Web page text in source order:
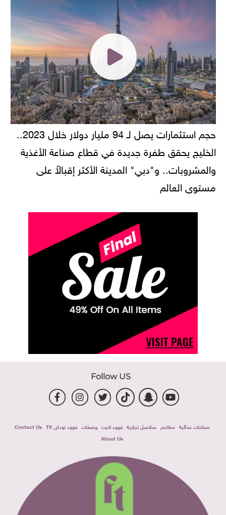
حجم استثمارات يصل لـ 94 مليار دولار خلال 2023..
الخليج يحقق طفرة جديدة في قطاع صناعة الأغذية
والمشروبات.. و"دبي" المدينة الأكثر إقبالاً على
مستوى العالم
Follow US
صناعات غذائية مطاعم سلاسل تجارية فوود لايت وصفات فوود توداى TV
Contact Us
About Us